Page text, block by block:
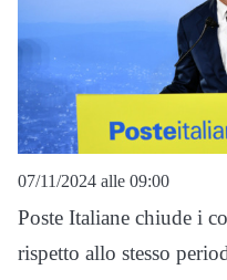
07/11/2024 alle 09:00
Poste Italiane chiude i
rispetto allo stesso